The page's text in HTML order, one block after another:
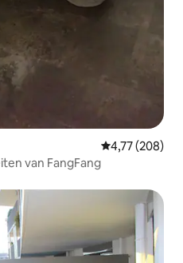
Gemiddelde
4,77 (208)
van FangFang